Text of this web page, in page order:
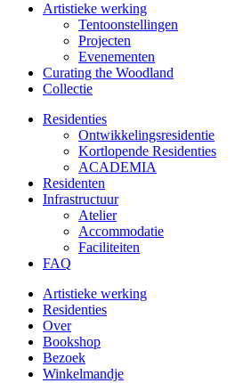
Artistieke werking
Tentoonstellingen
Projecten
Evenementen
Curating the Woodland
Collectie
Residenties
Ontwikkelings­residentie
Kortlopende Residenties
ACADEMIA
Residenten
Infrastructuur
Atelier
Accommodatie
Faciliteiten
FAQ
Artistieke werking
Residenties
Over
Bookshop
Bezoek
Winkelmandje